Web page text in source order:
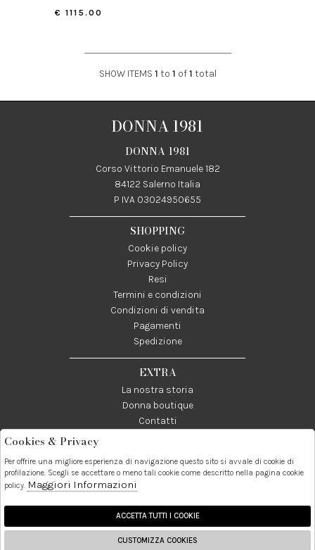
€ 1115.00
SHOW ITEMS 1 to 1 of1 total
DONNA 1981
DONNA 1981
Corso Vittorio Emanuele 182
84122 Salerno Italia
P IVA 03024950655
SHOPPING
Cookie policy
Privacy Policy
Resi
Termini e condizioni
Condizioni di vendita
Pagamenti
Spedizione
EXTRA
La nostra storia
Donna boutique
Contatti
Telefono:
089237858
Whatsapp:
3338855601
Contatti:
info@donna1981.it
Cookies & Privacy
Per offrire una migliore esperienza di navigazione questo sito si avvale di cookie di
profilazione. Scegli se accettare o meno tali cookie come descritto nella pagina cookie
policy. Maggiori Informazioni
ACCETTA TUTTI I COOKIE
CUSTOMIZZA COOKIES